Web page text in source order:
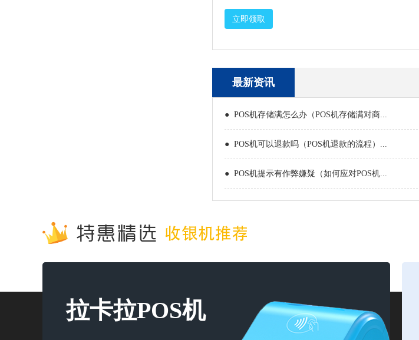
立即领取
最新资讯
● POS机存储满怎么办（POS机存储满对商...
● POS机可以退款吗（POS机退款的流程）...
● POS机提示有作弊嫌疑（如何应对POS机...
拉卡拉POS机